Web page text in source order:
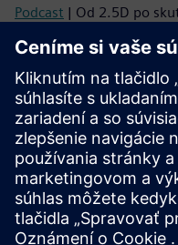
Podcast | Od 2.5D po
Podcast| Prečo 3D
myslenia - a ako to
Prečítajte si
Brožúra| Balík riešení
Séria elektronických kníh
heterogénnou